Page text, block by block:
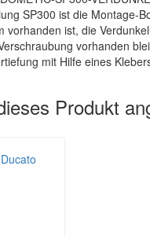
SP300 ist die
vorhanden ist, die
vorhanden
mit Hilfe eines
Produkt